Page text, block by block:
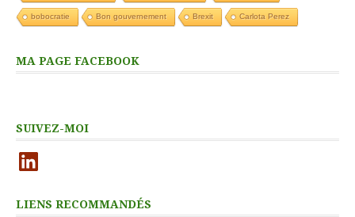
bobocratie Bon gouvernement Brexit Carlota Perez
MA PAGE FACEBOOK
SUIVEZ-MOI
LinkedIn
LIENS RECOMMANDÉS